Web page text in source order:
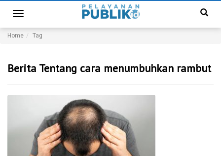
Toggle
navigation
Home Tag
Berita Tentang cara menumbuhkan rambut